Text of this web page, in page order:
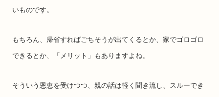
いものです。
もちろん、帰省すればごちそうが出てくるとか、家でゴロゴロ
できるとか、「メリット」もありますよね。
そういう恩恵を受けつつ、親の話は軽く聞き流し、スルーでき